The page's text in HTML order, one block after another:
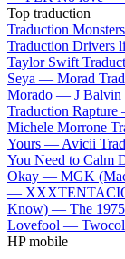
Top traduction
Traduction
Traduction Drivers
Taylor Swift
Seya — Morad
Morado — J Balvin
Traduction
Michele Morrone
Yours — Avicii
You Need to Calm
Okay — MGK
—
Know) — The 1975
Lovefool —
HP mobile